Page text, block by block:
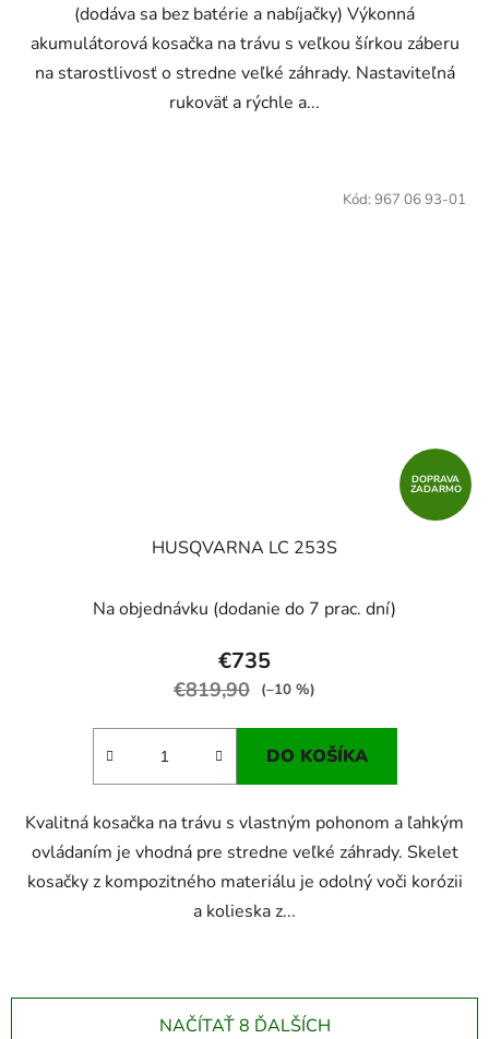
(dodáva sa bez batérie a nabíjačky) Výkonná
akumulátorová kosačka na trávu s veľkou šírkou záberu
na starostlivosť o stredne veľké záhrady. Nastaviteľná
rukoväť a rýchle a...
DOPRAVA
ZADARMO
HUSQVARNA LC 253S
Na objednávku (dodanie do 7 prac. dní)
€735
€819,90 (–10 %)
DO KOŠÍKA
Kvalitná kosačka na trávu s vlastným pohonom a ľahkým
ovládaním je vhodná pre stredne veľké záhrady. Skelet
kosačky z kompozitného materiálu je odolný voči korózii
a kolieska z...
Kód: 967 06 93-01
NAČÍTAŤ 8 ĎALŠÍCH